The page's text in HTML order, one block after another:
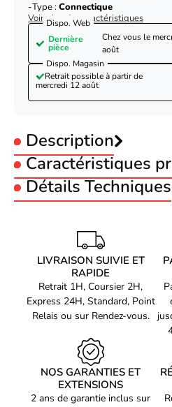
Type :Connectique
Voir plus de caractéristiques
Dispo. Web
Dernière
pièce
Chez vous le
août
Dispo. Magasin
Retrait possible à partir de
mercredi 12 août
Description
T'nB Chargeur secteur
Les accessoires de votre tablette
expérience optimale vous donnant
capacités informatiques avancées.
USB 2.1 A pour votre Tablette
recherchez est ici. Adaptateur
T'nB vous permet de recharger et
Compatible avec tous les modèles
Caractéristiques
Type :Connectique
Détails Techniques
Compatibilité : iPad, ARCHOS,
Puissance de sortie (W) : 10,5 W max.
Caractéristiques courant d'entrée :
Caractéristiques courant de sortie :
Code EAN
3303170060032
Référence produit
Référence constructeur
CHTABHOME1
Voir
Voir les
LIVRAISON SUIVIE ET
RAPIDE
Retrait 1H, Coursier 2H,
Express 24H, Standard, Point
Relais ou sur Rendez-vous.
NOS GARANTIES ET
EXTENSIONS
2 ans de garantie inclus sur